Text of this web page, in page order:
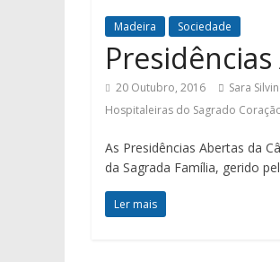
Madeira Sociedade
20 Outubro, 2016 Sara
Hospitaleiras do Sagrado
As Presidências Abertas da
da Sagrada Família, gerido
Ler mais